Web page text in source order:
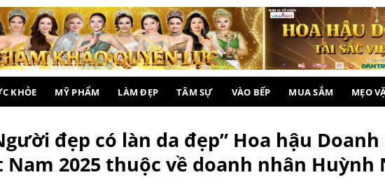
KHỎE MỸ PHẨM LÀM ĐẸP TÂM SỰ VÀO BẾP MUA SẮM MẸO
đẹp có làn da đẹp” Hoa hậu
Nam 2025 thuộc về doanh nhân Huỳnh